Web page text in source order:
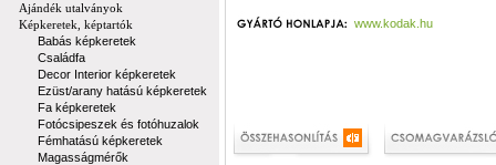
Ajándék utalványok
Képkeretek, képtartók
Babás képkeretek
Családfa
Decor Interior képkeretek
Ezüst/arany hatású képkeretek
Fa képkeretek
Fotócsipeszek és fotóhuzalok
Fémhatású képkeretek
Magasságmérők
www.kodak.hu